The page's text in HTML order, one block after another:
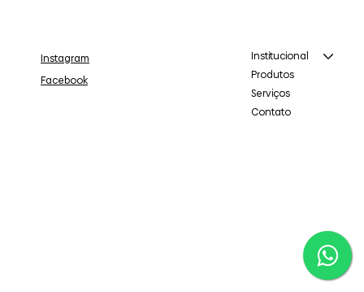
Institucional
Produtos
Serviços
Contato
Instagram
Facebook